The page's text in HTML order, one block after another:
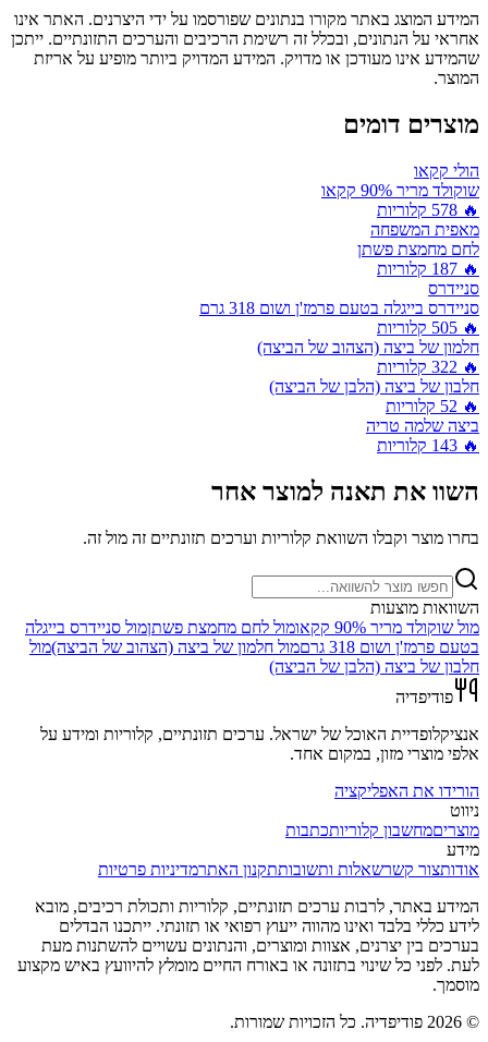
המידע המוצג באתר מקורו בנתונים שפורסמו על ידי היצרנים. האתר אינו
אחראי על הנתונים, ובכלל זה רשימת הרכיבים והערכים התזונתיים. ייתכן
שהמידע אינו מעודכן או מדויק. המידע המדויק ביותר מופיע על אריזת
המוצר.
מוצרים דומים
הולי קקאו
שוקולד מריר 90% קקאו
🔥
578 קלוריות
מאפית המשפחה
לחם מחמצת פשתן
🔥
187 קלוריות
סניידרס
סניידרס בייגלה בטעם פרמז'ן ושום 318 גרם
🔥
505 קלוריות
חלמון של ביצה (הצהוב של הביצה)
🔥
322 קלוריות
חלבון של ביצה (הלבן של הביצה)
🔥
52 קלוריות
ביצה שלמה טריה
🔥
143 קלוריות
השוו את תאנה למוצר אחר
בחרו מוצר וקבלו השוואת קלוריות וערכים תזונתיים זה מול זה.
השוואות מוצעות
מול שוקולד מריר 90% קקאו מול לחם מחמצת פשתןמול סניידרס בייגלה
בטעם פרמז'ן ושום 318 גרם
מול חלמון של ביצה (הצהוב של הביצה)מול
חלבון של ביצה (הלבן של הביצה)
פודיפדיה
אנציקלופדיית האוכל של ישראל. ערכים תזונתיים, קלוריות ומידע על
אלפי מוצרי מזון, במקום אחד.
הורידו את האפליקציה
ניווט
מוצריםמחשבון קלוריותכתבות
מידע
אודותצור קשרשאלות ותשובותתקנון האתרמדיניות פרטיות
המידע באתר, לרבות ערכים תזונתיים, קלוריות ותכולת רכיבים, מובא
לידע כללי בלבד ואינו מהווה ייעוץ רפואי או תזונתי. ייתכנו הבדלים
בערכים בין יצרנים, אצוות ומוצרים, והנתונים עשויים להשתנות מעת
לעת. לפני כל שינוי בתזונה או באורח החיים מומלץ להיוועץ באיש מקצוע
מוסמך.
©
2026 פודיפדיה. כל הזכויות שמורות.